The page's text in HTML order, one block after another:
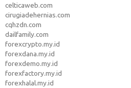
celticaweb.com
cirugiadehernias.com
cqhzdn.com
dailfamily.com
forexcrypto.my.id
forexdana.my.id
forexdemo.my.id
forexfactory.my.id
forexhalal.my.id